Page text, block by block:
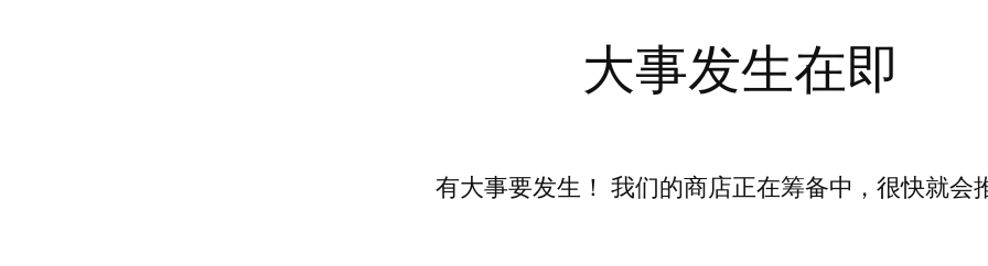
大事发生在即
有大事要发生！ 我们的商店正在筹备中，很快就会